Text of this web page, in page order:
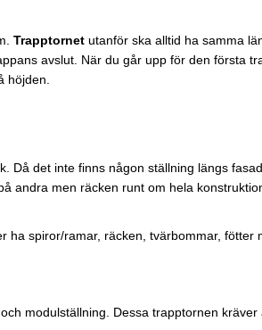
Trapptornetutanför ska alltid ha samma
avslut. När du går upp för den första
höjden.
Då det inte finns någon ställning längs
andra men räcken runt om hela
spiror/ramar, räcken, tvärbommar, fötter
modulställning. Dessa trapptornen kräver